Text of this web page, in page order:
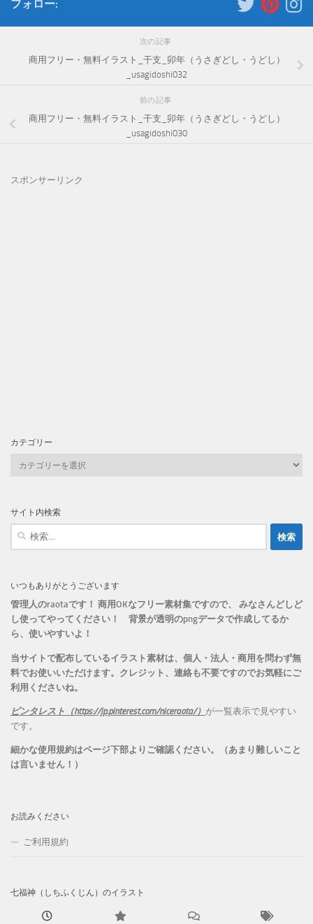
フォロー:
次の記事
商用フリー・無料イラスト_干支_卯年（うさぎどし・うどし）
_usagidoshi032
前の記事
商用フリー・無料イラスト_干支_卯年（うさぎどし・うどし）
_usagidoshi030
スポンサーリンク
カテゴリー
ー
サイト内検索
検
いつもありがとうございます
管理人のraotaです！ 商用OKなフリー素材集ですので、 みなさんどしど
し使ってやってください！ 背景が透明のpngデータで作成してるか
ら、 使いやすいよ！
当サイトで配布しているイラスト素材は、個人・法人・商用を問わず無
料でお使いいただけます。 クレジット、連絡も不要ですのでお気軽にご
利用くださいね。
ピンタレスト（https://jp.pinterest.com/niceraota/） が一覧表示で見やすい
です。
細かな使用規約はページ下部よりご確認ください。（あまり難しいこと
は言いません！）
お読みください
ご利用規約
七福神（しちふくじん）のイラスト